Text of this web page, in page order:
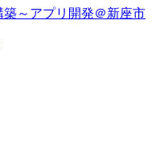
築～アプリ開発＠新座市